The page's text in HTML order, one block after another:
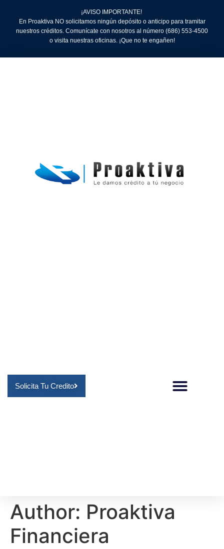
¡AVISO IMPORTANTE!
En Proaktiva NO solicitamos ningún depósito o anticipo para tramitar
nuestros créditos. Comunícate con nosotros al número (686) 553-4500
o visita nuestras oficinas. ¡Que no te engañen!
Solicita Tu Credito
Author: Proaktiva
Financiera